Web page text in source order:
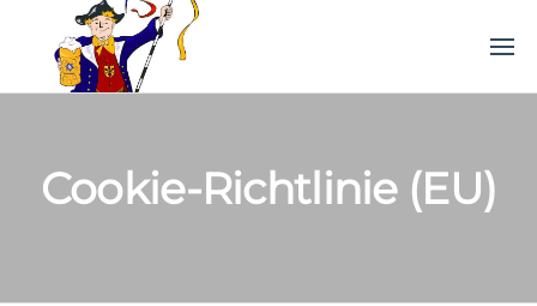
Webenheimer
Bauernfest
Cookie-Richtlinie (EU)